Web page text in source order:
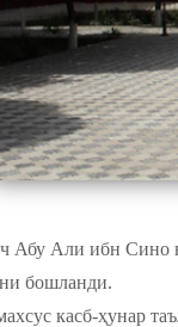
Абу Али ибн Сино
бошланди.
касб-ҳунар